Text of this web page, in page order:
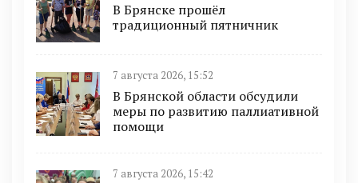
В Брянске прошёл
традиционный пятничник
7 августа 2026, 15:52
В Брянской области обсудили
меры по развитию паллиативной
помощи
7 августа 2026, 15:42